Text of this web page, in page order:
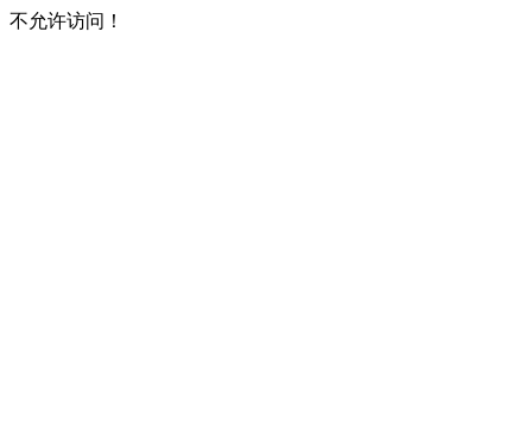
不允许访问！